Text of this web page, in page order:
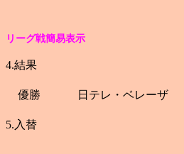
リーグ戦簡易表示
4.結果
優勝 日テレ・ベレーザ
5.入替